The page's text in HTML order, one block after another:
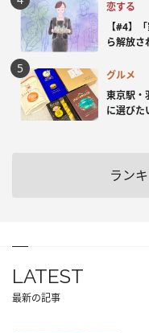
恋する
【#4】
ら解放さ
グルメ
東京駅
に選びた
ラン
LATEST
最新の記事